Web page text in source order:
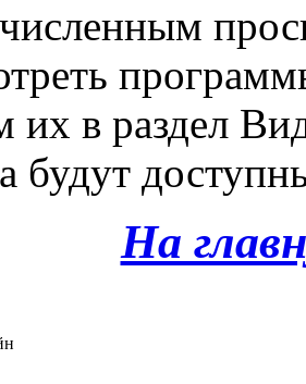
их в раздел
будут
На